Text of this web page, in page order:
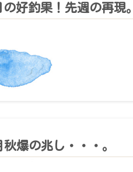
好釣果！先週の再現。
秋爆の兆し・・・。